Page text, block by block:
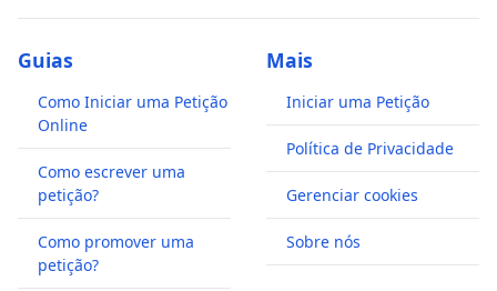
Guias
Como Iniciar uma Petição
Online
Como escrever uma
petição?
Como promover uma
petição?
Mais
Iniciar uma Petição
Política de Privacidade
Gerenciar cookies
Sobre nós